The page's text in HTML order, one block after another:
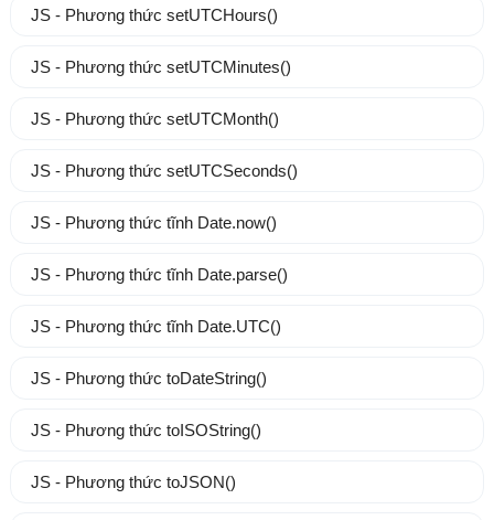
JS - Phương thức setUTCHours()
JS - Phương thức setUTCMinutes()
JS - Phương thức setUTCMonth()
JS - Phương thức setUTCSeconds()
JS - Phương thức tĩnh Date.now()
JS - Phương thức tĩnh Date.parse()
JS - Phương thức tĩnh Date.UTC()
JS - Phương thức toDateString()
JS - Phương thức toISOString()
JS - Phương thức toJSON()